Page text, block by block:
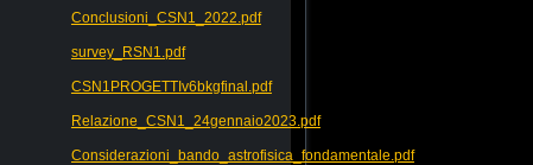
Conclusioni_CSN1_2022.pdf
survey_RSN1.pdf
CSN1PROGETTIv6bkgfinal.pdf
Relazione_CSN1_24gennaio2023.pdf
Considerazioni_bando_astrofisica_fondamentale.pdf